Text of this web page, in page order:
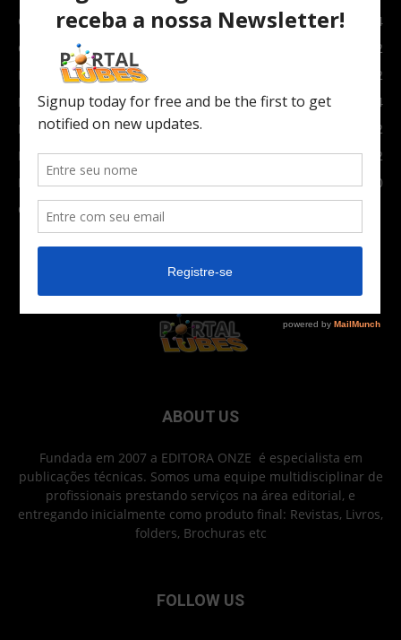
Carro e Moto
3764
Carro
2082
Notícias
1852
Indústria
1024
Moto
972
Economia
672
Newsletter
630
Carros Verdes e Novas tecnologias automotivas
ABOUT US
Fundada em 2007 a EDITORA ONZE é especialista em
publicações técnicas. Somos uma equipe multidisciplinar de
profissionais prestando serviços na área editorial, e
entregando inicialmente como produto final: Revistas, Livros,
folders, Brochuras etc
FOLLOW US